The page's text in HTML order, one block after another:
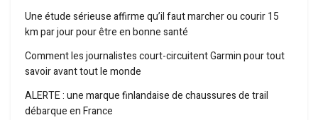
Une étude sérieuse affirme qu’il faut marcher ou courir 15
km par jour pour être en bonne santé
Comment les journalistes court-circuitent Garmin pour tout
savoir avant tout le monde
ALERTE : une marque finlandaise de chaussures de trail
débarque en France